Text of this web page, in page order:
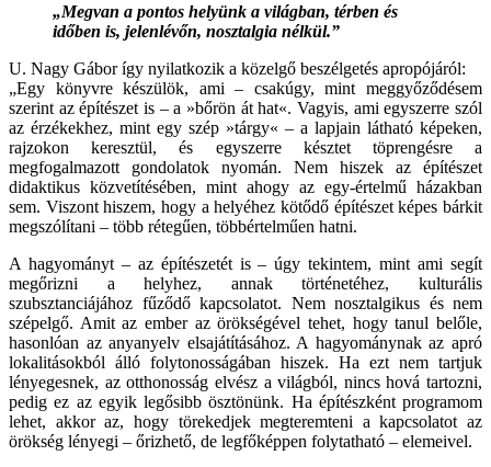
„Megvan a pontos helyünk a világban, térben és
időben is, jelenlévőn, nosztalgia nélkül.”
U. Nagy Gábor így nyilatkozik a közelgő beszélgetés apropójáról:
„Egy könyvre készülök, ami – csakúgy, mint meggyőződésem
szerint az építészet is – a »bőrön át hat«. Vagyis, ami egyszerre szól
az érzékekhez, mint egy szép »tárgy« – a lapjain látható képeken,
rajzokon keresztül, és egyszerre késztet töprengésre a
megfogalmazott gondolatok nyomán. Nem hiszek az építészet
didaktikus közvetítésében, mint ahogy az egy-értelmű házakban
sem. Viszont hiszem, hogy a helyéhez kötődő építészet képes bárkit
megszólítani – több rétegűen, többértelműen hatni.
A hagyományt – az építészetét is – úgy tekintem, mint ami segít
megőrizni a helyhez, annak történetéhez, kulturális
szubsztanciájához fűződő kapcsolatot. Nem nosztalgikus és nem
szépelgő. Amit az ember az örökségével tehet, hogy tanul belőle,
hasonlóan az anyanyelv elsajátításához. A hagyománynak az apró
lokalitásokból álló folytonosságában hiszek. Ha ezt nem tartjuk
lényegesnek, az otthonosság elvész a világból, nincs hová tartozni,
pedig ez az egyik legősibb ösztönünk. Ha építészként programom
lehet, akkor az, hogy törekedjek megteremteni a kapcsolatot az
örökség lényegi – őrizhető, de legfőképpen folytatható – elemeivel.